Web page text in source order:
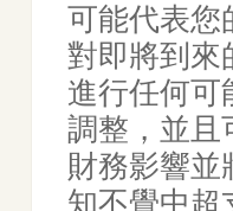
可能代表您
對即將到來
進行任何可
調整，並且
財務影響並
知不覺中超